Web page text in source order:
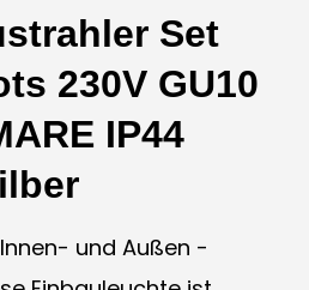
Set
230V GU10
IP44
und Außen -